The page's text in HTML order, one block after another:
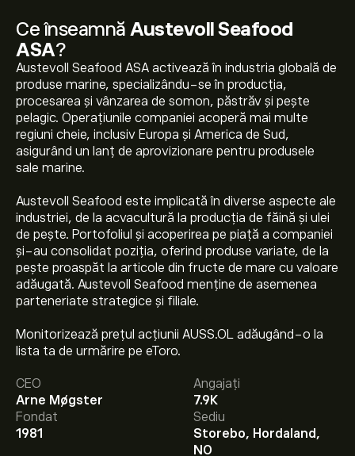
Ce înseamnă Austevoll Seafood
ASA?
Austevoll Seafood ASA activează în industria globală de
produse marine, specializându-se în producția,
procesarea și vânzarea de somon, păstrăv și pește
pelagic. Operațiunile companiei acoperă mai multe
regiuni cheie, inclusiv Europa și America de Sud,
asigurând un lanț de aprovizionare pentru produsele
sale marine.
Austevoll Seafood este implicată în diverse aspecte ale
industriei, de la acvacultură la producția de făină și ulei
de pește. Portofoliul și acoperirea pe piață a companiei
și-au consolidat poziția, oferind produse variate, de la
pește proaspăt la articole din fructe de mare cu valoare
adăugată. Austevoll Seafood menține de asemenea
parteneriate strategice și filiale.
Monitorizează prețul acțiunii AUSS.OL adăugând-o la
lista ta de urmărire pe eToro.
CEO
Arne Møgster
Angajați
7.9K
Fondat
1981
Sediu
Storebo, Hordaland,
NO
Prețul actual al acțiunilor AUSS.OL este 86.400‎kr‎.
Prețul țintă mediu pentru acțiunile Austevoll Seafood
ASA este 86.400‎kr‎.
Creează-ți un contpe eToro pentru
previziunile analiștilor și ținte de preț.